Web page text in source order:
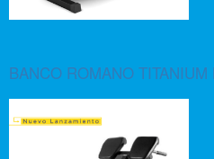
BANCO ROMANO TITANIUM